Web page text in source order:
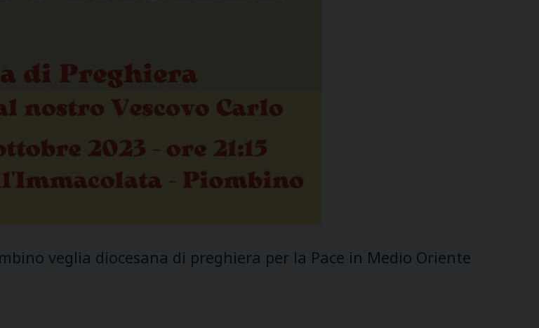
veglia diocesana di preghiera per la Pace in Medio Oriente